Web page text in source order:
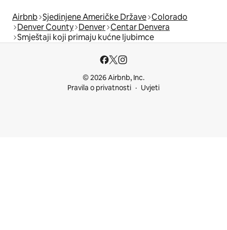
Airbnb Sjedinjene Američke Države Colorado
Denver County Denver Centar Denvera
Smještaji koji primaju kućne ljubimce
© 2026 Airbnb, Inc.
Pravila o privatnosti
Uvjeti